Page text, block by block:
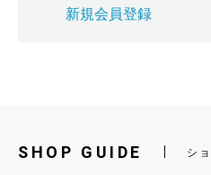
新規会員登録
SHOP GUIDE シ